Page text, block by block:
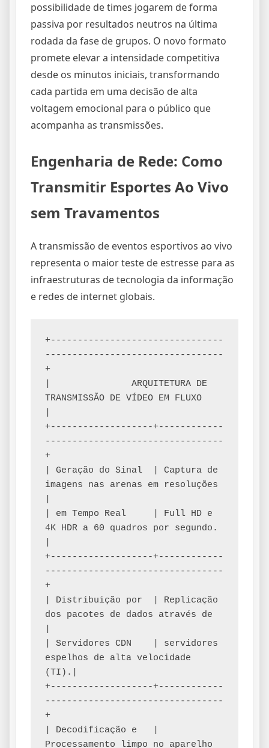
possibilidade de times jogarem de forma
passiva por resultados neutros na última
rodada da fase de grupos. O novo formato
promete elevar a intensidade competitiva
desde os minutos iniciais, transformando
cada partida em uma decisão de alta
voltagem emocional para o público que
acompanha as transmissões.
Engenharia de Rede: Como
Transmitir Esportes Ao Vivo
sem Travamentos
A transmissão de eventos esportivos ao vivo
representa o maior teste de estresse para as
infraestruturas de tecnologia da informação
e redes de internet globais.
+--------------------------------
---------------------------------
+
|               ARQUITETURA DE
TRANSMISSÃO DE VÍDEO EM FLUXO
+-------------------+------------
---------------------------------
+
| Geração do Sinal  | Captura de
imagens nas arenas em resoluções
| em Tempo Real     | Full HD e
4K HDR a 60 quadros por segundo.
+-------------------+------------
---------------------------------
+
| Distribuição por  | Replicação
dos pacotes de dados através de
| Servidores CDN    | servidores
espelhos de alta velocidade
(TI).|
+-------------------+------------
---------------------------------
+
| Decodificação e   |
Processamento limpo no aparelho